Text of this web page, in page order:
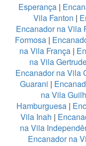
Esperança |
Vila Fanton |
Encanador na Vila
Formosa |
na Vila França|
na Vila
Encanador na Vila
Guarani |
na Vila
Hamburguesa|
Vila Inah |
na Vila
Encanador na